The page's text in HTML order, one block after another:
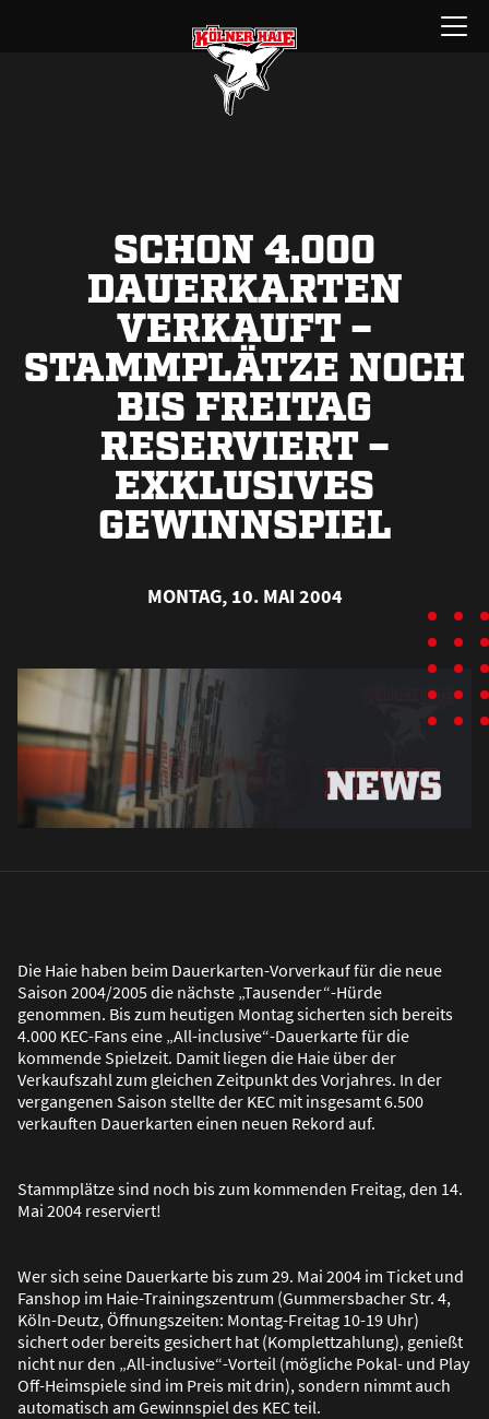
Menü
öffnen
SCHON 4.000
DAUERKARTEN
VERKAUFT –
STAMMPLÄTZE NOCH
BIS FREITAG
RESERVIERT –
EXKLUSIVES
GEWINNSPIEL
MONTAG, 10. MAI 2004
Die Haie haben beim Dauerkarten-Vorverkauf für die neue
Saison 2004/2005 die nächste „Tausender“-Hürde
genommen. Bis zum heutigen Montag sicherten sich bereits
4.000 KEC-Fans eine „All-inclusive“-Dauerkarte für die
kommende Spielzeit. Damit liegen die Haie über der
Verkaufszahl zum gleichen Zeitpunkt des Vorjahres. In der
vergangenen Saison stellte der KEC mit insgesamt 6.500
verkauften Dauerkarten einen neuen Rekord auf.
Stammplätze sind noch bis zum kommenden Freitag, den 14.
Mai 2004 reserviert!
Wer sich seine Dauerkarte bis zum 29. Mai 2004 im Ticket und
Fanshop im Haie-Trainingszentrum (Gummersbacher Str. 4,
Köln-Deutz, Öffnungszeiten: Montag-Freitag 10-19 Uhr)
sichert oder bereits gesichert hat (Komplettzahlung), genießt
nicht nur den „All-inclusive“-Vorteil (mögliche Pokal- und Play
Off-Heimspiele sind im Preis mit drin), sondern nimmt auch
automatisch am Gewinnspiel des KEC teil.